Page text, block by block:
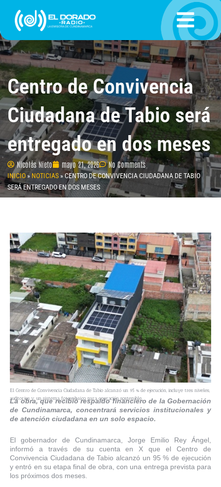
contenido
Centro de Convivencia
Ciudadana de Tabio será
entregado en dos meses
Nicolás Nieto mayo 21, 2026 No Comments
INICIO » NOTICIAS»CENTRO DE CONVIVENCIA CIUDADANA DE TABIO
SERÁ ENTREGADO EN DOS MESES
El Centro de Convivencia Ciudadana de Tabio alcanzó un 95 % de ejecución, incluye tres niveles,
auditorios y un sistema fotovoltaico para operación sostenible.
La obra, que recibió respaldo financiero de la Gobernación
de Cundinamarca, concentrará servicios institucionales y
de atención ciudadana en un solo espacio.
El gobernador de Cundinamarca, Jorge Emilio Rey Ángel,
informó a través de su cuenta en X que el Centro de
Convivencia Ciudadana de Tabio alcanzó un 95 % de ejecución
y entró en su etapa final de obra, con una entrega prevista para
los próximos dos meses.